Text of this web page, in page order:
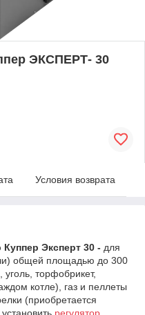
ЭКСПЕРТ- 30
Условия возврата
Эксперт 30 - для
общей площадью до 300
торфобрикет,
котле), газ и пеллеты
(приобретается
регулятор